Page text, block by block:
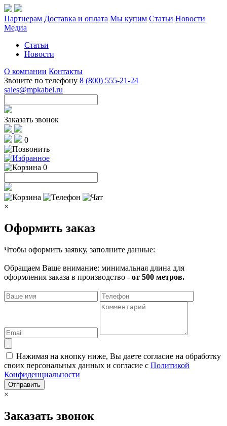
Партнерам Доставка и оплата Мы купим Статьи Новости
Медиа
Статьи
Новости
О компании Контакты
Звоните по телефону 8 (800) 555-21-24
sales@mpkabel.ru
Заказать звонок
0
0
×
Оформить заказ
Чтобы оформить заявку, заполните данные:
Обращаем Ваше внимание: минимальная длина для
оформления заказа в производство - от 500 метров.
Нажимая на кнопку ниже, Вы даете согласие на обработку
своих персональных данных и согласие с Политикой
Конфиденциальности
Отправить
×
Заказать звонок